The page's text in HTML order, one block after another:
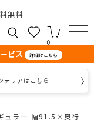
無料
0
ビス 詳細はこちら
テリアはこちら
ュラー 幅91.5×奥行